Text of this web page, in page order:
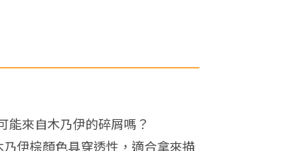
來自木乃伊的碎屑嗎？
伊棕顏色具穿透性，適合拿來描